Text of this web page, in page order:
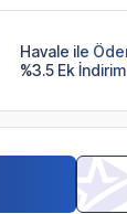
Havale ile
%3.5 Ek